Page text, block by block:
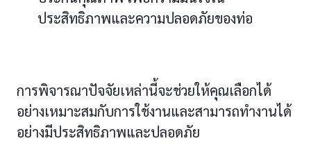
ประสิทธิภาพและความปลอดภัยของท่อ
การพิจารณาปัจจัยเหล่านี้จะช่วยให้คุณเลือกได้
อย่างเหมาะสมกับการใช้งานและสามารถทำงานได้
อย่างมีประสิทธิภาพและปลอดภัย